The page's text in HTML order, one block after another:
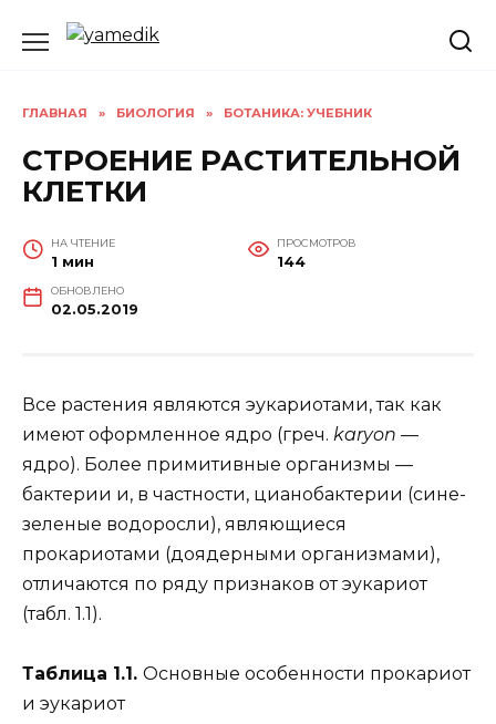
ГЛАВНАЯ » БИОЛОГИЯ » БОТАНИКА: УЧЕБНИК
СТРОЕНИЕ РАСТИТЕЛЬНОЙ
КЛЕТКИ
НА ЧТЕНИЕ
1 мин
ПРОСМОТРОВ
144
ОБНОВЛЕНО
02.05.2019
Все растения являются эукариотами, так как
имеют оформленное ядро (греч. karyon —
ядро). Более примитивные организмы —
бактерии и, в частности, цианобактерии (сине-
зеленые водоросли), являющиеся
прокариотами (доядерными организмами),
отличаются по ряду признаков от эукариот
(табл. 1.1).
Таблица 1.1. Основные особенности прокариот
и эукариот